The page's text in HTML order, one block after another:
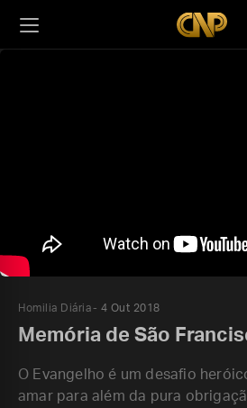
Homilia Diária 4 Out 2018
Memória de São
O Evangelho é um desafio
amar para além da pura